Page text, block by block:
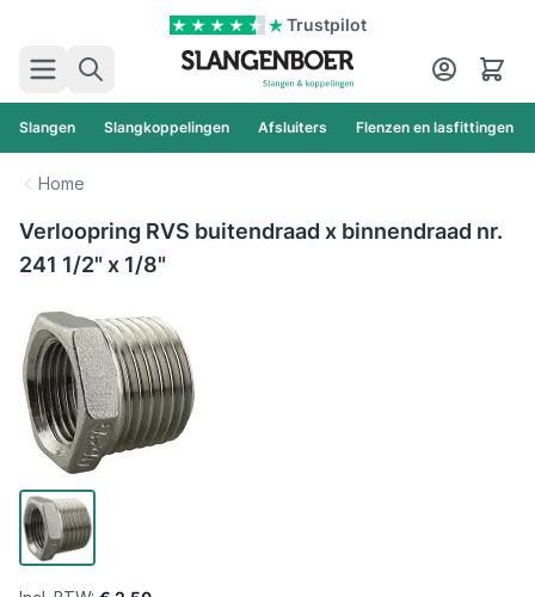
Trustpilot
Zoek
Cart
Slangen Slangkoppelingen Afsluiters Flenzen en lasfittingen
Home
Verloopring RVS buitendraad x binnendraad nr.
241 1/2" x 1/8"